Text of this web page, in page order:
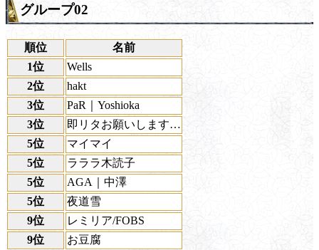
グループ02
順位
名前
1位
Wells
2位
hakt
3位
PaR｜Yoshioka
3位
即リタお願いします…
5位
マイマイ
5位
ラララ木読子
5位
AGA｜中澤
5位
夜道雪
9位
レミリア/FOBS
9位
お豆腐